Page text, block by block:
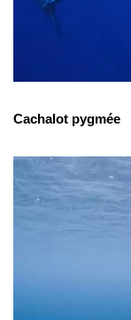
Cachalot pygmée